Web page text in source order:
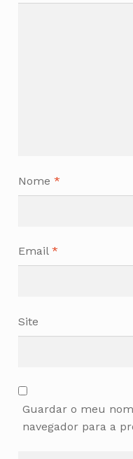
Nome *
Email *
Site
Guardar o meu
navegador para a